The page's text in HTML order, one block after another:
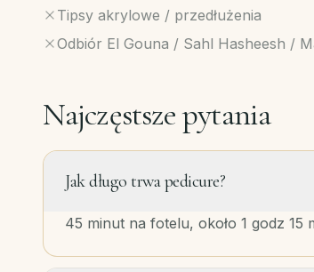
Tipsy akrylowe / przedłużenia
Odbiór El Gouna / Sahl Hasheesh /
Najczęstsze pytania
Jak długo trwa pedicure?
45 minut na fotelu, około 1 godz